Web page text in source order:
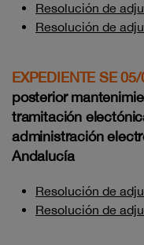
Resolución de
Resolución de
EXPEDIENTE SE
posterior
tramitación
administración
Andalucía
Resolución de
Resolución de